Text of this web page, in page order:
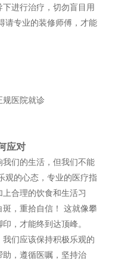
进行治疗，切勿盲目用
请专业的装修师傅，才能
规医院就诊
应对
们的生活，但我们不能
观的心态，专业的医疗指
合理的饮食和生活习
，重拾自信！ 这就像攀
，才能终到达顶峰。
们应该保持积极乐观的
，遵循医嘱，坚持治